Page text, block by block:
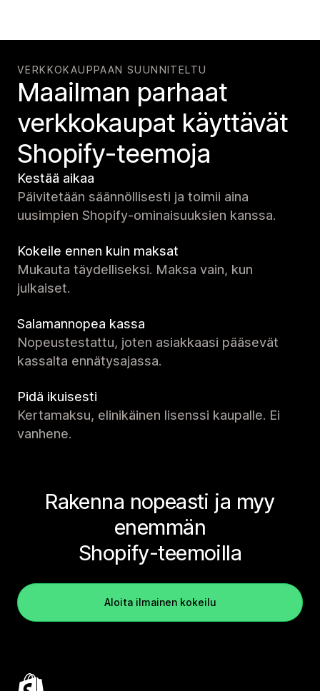
VERKKOKAUPPAAN SUUNNITELTU
Maailman parhaat
verkko­kaupat käyttävät
Shopify-teemoja
Kestää aikaa
Päivitetään säännöllisesti ja toimii aina
uusimpien Shopify-ominaisuuksien kanssa.
Kokeile ennen kuin maksat
Mukauta täydelliseksi. Maksa vain, kun
julkaiset.
Salamannopea kassa
Nopeustestattu, joten asiakkaasi pääsevät
kassalta ennätysajassa.
Pidä ikuisesti
Kertamaksu, elinikäinen lisenssi kaupalle. Ei
vanhene.
Rakenna nopeasti ja myy
enemmän
Shopify-teemoilla
Aloita ilmainen kokeilu